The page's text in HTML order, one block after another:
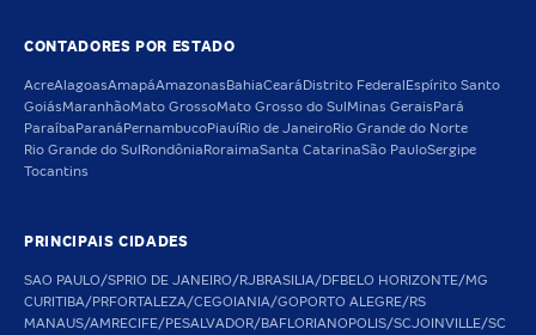
CONTADORES POR ESTADO
AcreAlagoasAmapáAmazonas BahiaCeará Distrito Federal Espírito Santo
GoiásMaranhãoMato GrossoMato Grosso do Sul Minas Gerais Pará
Paraíba Paraná PernambucoPiauíRio de JaneiroRio Grande do Norte
Rio Grande do Sul Rondônia RoraimaSanta CatarinaSão PauloSergipe
Tocantins
PRINCIPAIS CIDADES
SAO PAULO/SPRIO DE JANEIRO/RJBRASILIA/DFBELO HORIZONTE/MG
CURITIBA/PRFORTALEZA/CEGOIANIA/GOPORTO ALEGRE/RS
MANAUS/AMRECIFE/PESALVADOR/BAFLORIANOPOLIS/SCJOINVILLE/SC